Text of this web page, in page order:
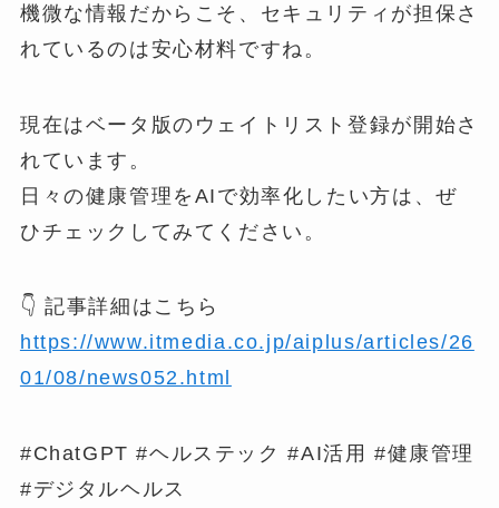
機微な情報だからこそ、セキュリティが担保さ
れているのは安心材料ですね。
現在はベータ版のウェイトリスト登録が開始さ
れています。
日々の健康管理をAIで効率化したい方は、ぜ
ひチェックしてみてください。
👇 記事詳細はこちら
https://www.itmedia.co.jp/aiplus/articles/26
01/08/news052.html
#ChatGPT #ヘルステック #AI活用 #健康管理
#デジタルヘルス